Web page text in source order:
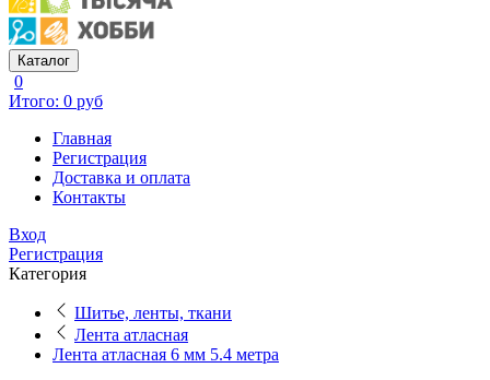
Каталог
0
Итого: 0 руб
Главная
Регистрация
Доставка и оплата
Контакты
Вход
Регистрация
Категория
Шитье, ленты, ткани
Лента атласная
Лента атласная 6 мм 5.4 метра